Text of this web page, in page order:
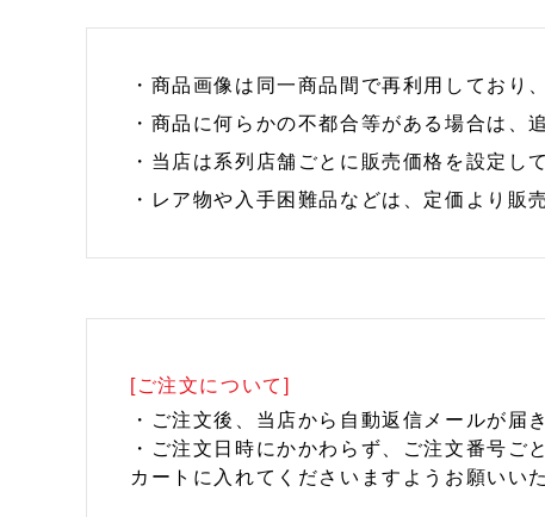
・商品画像は同一商品間で再利用しており
・商品に何らかの不都合等がある場合は、
・当店は系列店舗ごとに販売価格を設定し
・レア物や入手困難品などは、定価より販
[ご注文について]
・ご注文後、当店から自動返信メールが届
・ご注文日時にかかわらず、ご注文番号
カートに入れてくださいますようお願いい